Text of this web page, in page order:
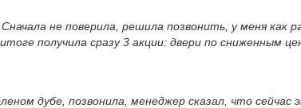
не поверила, решила позвонить, у меня
получила сразу 3 акции: двери по сниженным
дубе, позвонила, менеджер сказал, что